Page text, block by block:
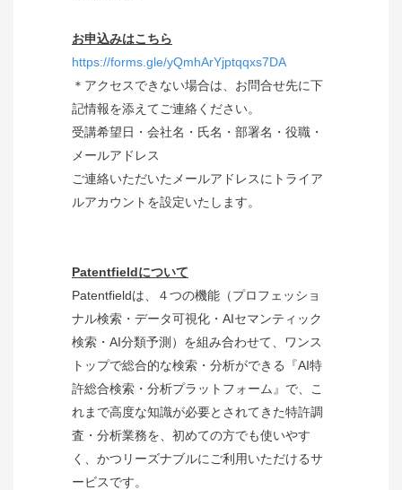
お申込みはこちら
https://forms.gle/yQmhArYjptqqxs7DA
＊アクセスできない場合は、お問合せ先に下
記情報を添えてご連絡ください。
受講希望日・会社名・氏名・部署名・役職・
メールアドレス
ご連絡いただいたメールアドレスにトライア
ルアカウントを設定いたします。
Patentfieldについて
Patentfieldは、４つの機能（プロフェッショ
ナル検索・データ可視化・AIセマンティック
検索・AI分類予測）を組み合わせて、ワンス
トップで総合的な検索・分析ができる『AI特
許総合検索・分析プラットフォーム』で、こ
れまで高度な知識が必要とされてきた特許調
査・分析業務を、初めての方でも使いやす
く、かつリーズナブルにご利用いただけるサ
ービスです。